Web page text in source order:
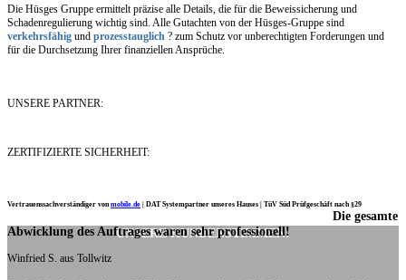
Die Hüsges Gruppe ermittelt präzise alle Details, die für die Beweissicherung und
Schadenregulierung wichtig sind. Alle Gutachten von der Hüsges-Gruppe sind
verkehrsfähig und prozesstauglich ? zum Schutz vor unberechtigten Forderungen und
für die Durchsetzung Ihrer finanziellen Ansprüche.
UNSERE PARTNER:
ZERTIFIZIERTE SICHERHEIT:
Vertrauenssachverständiger vonmobile.de DAT Systempartner unseres Hauses | TüV Süd Prüfgeschäft nach §29
UNSERE KUNDENSTIMMEN:
Die gesamte
Abwicklung des Auftrages waren sehr professionell!
Winfried S. aus Tollwitz